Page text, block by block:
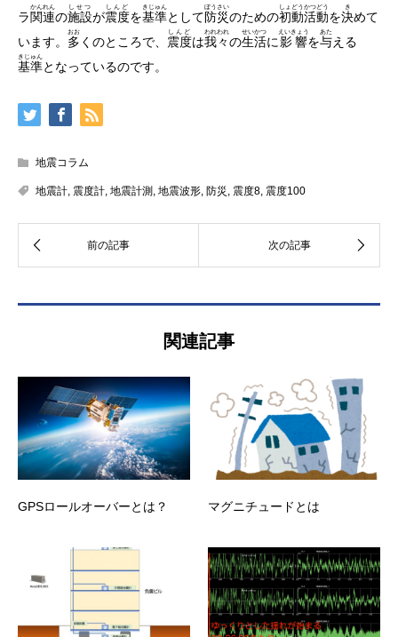
ラ関連
かんれん
の施設
しせつ
が震度
しんど
を基準
きじゅん
として防災
ぼうさい
のための初動
しょどう
活動
かつどう
を決
き
めて
います。 多
おお
くのところで、 震度
しんど
は我々
われわれ
の生活
せいかつ
に影響
えいきょう
を与
あた
える
基準
きじゅん
となっているのです。
地震コラム
地震計, 震度計, 地震計測 , 地震波形, 防災 , 震度8, 震度100
関連記事
GPSロールオーバーとは？ マグニチュードとは